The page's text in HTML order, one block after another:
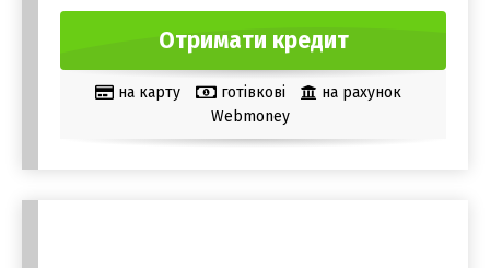
Отримати кредит
на карту готівкові
на рахунок
Webmoney